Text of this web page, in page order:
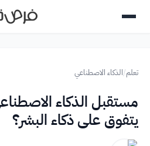
تعلم/الذكاء الاصطناعي
مستقبل الذكاء
يتفوق على ذكاء البشر؟